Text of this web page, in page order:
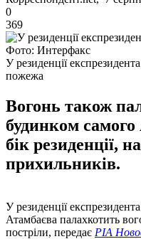
0
369
Фото: Интерфакс
У резиденції
пожежа
Вогонь також
будинком
бік резиденції,
прихильників.
У резиденції
Атамбаєва палахкотить
постріли, передає РІА